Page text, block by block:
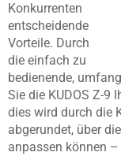
Konkurrenten
entscheidende
Vorteile. Durch
die einfach zu
bedienende,
Sie die KUDOS Z-9
dies wird durch die
abgerundet, über
anpassen können